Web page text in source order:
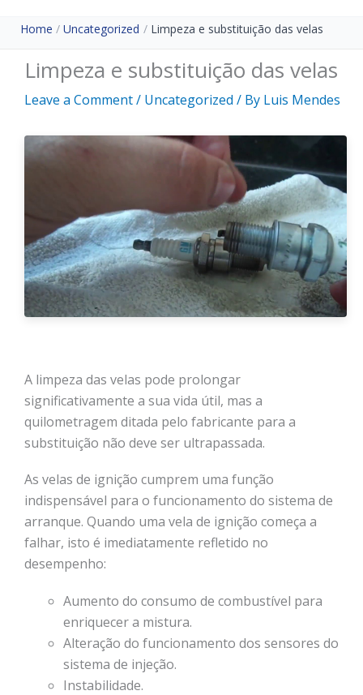
Home Uncategorized Limpeza e substituição das velas
Limpeza e substituição das velas
Leave a Comment/ Uncategorized / By Luis Mendes
A limpeza das velas pode prolongar
significativamente a sua vida útil, mas a
quilometragem ditada pelo fabricante para a
substituição não deve ser ultrapassada.
As velas de ignição cumprem uma função
indispensável para o funcionamento do sistema de
arranque. Quando uma vela de ignição começa a
falhar, isto é imediatamente refletido no
desempenho:
Aumento do consumo de combustível para
enriquecer a mistura.
Alteração do funcionamento dos sensores do
sistema de injeção.
Instabilidade.